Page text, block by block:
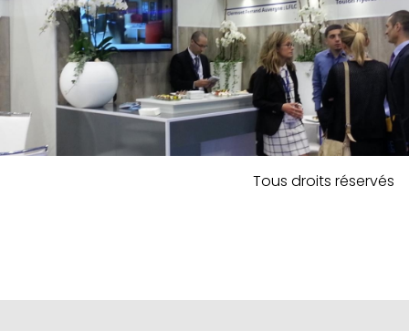
Tous droits réservés